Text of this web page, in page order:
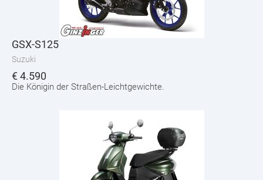
GSX-S125
Suzuki
€4.590
Die Königin der Straßen-Leichtgewichte.